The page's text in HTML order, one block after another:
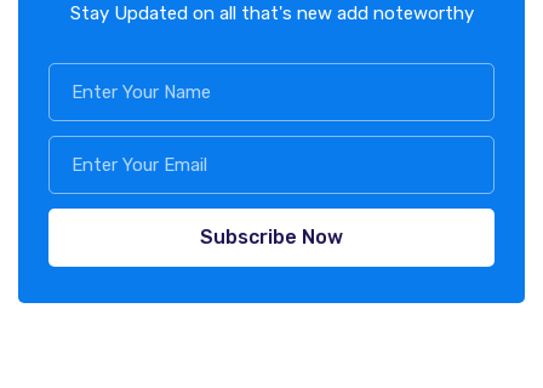
Stay Updated on all that's new add noteworthy
Subscribe Now